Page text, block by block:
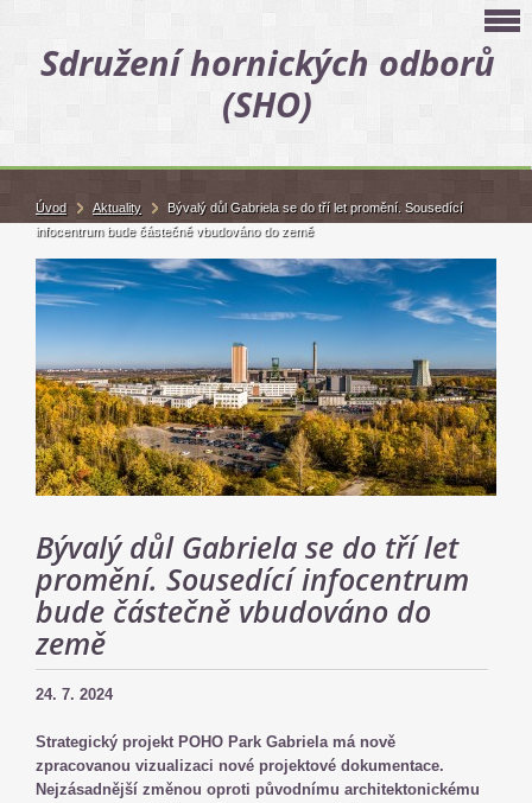
Sdružení hornických odborů
(SHO)
Bývalý důl Gabriela se do tří let
promění. Sousedící infocentrum
bude částečně vbudováno do
země
24. 7. 2024
Strategický projekt POHO Park Gabriela má nově
zpracovanou vizualizaci nové projektové dokumentace.
Nejzásadnější změnou oproti původnímu architektonickému
Úvod Aktuality
Bývalý důl Gabriela se do tří let promění. Sousedící
infocentrum bude částečně vbudováno do země